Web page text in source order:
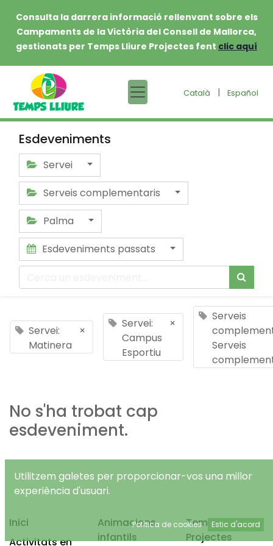
Consulta la darrera informació rellenvant sobre els
Campaments de la Victòria del Consell de Mallorca,
gestionats per Temps Lliure Projectes fent clic aquí
Català | Español
Esdeveniments
Servei
Serveis complementaris
Palma
Esdeveniments passats
Servei:
Matinera
×
Servei:
Campus
Esportiu
×
Serveis
Serveis
No s'ha trobat cap
esdeveniment.
Inici
Activitats en
Animacions
infantils
Temps Lliure
Projectes
Utilitzem galetes per proporcionar-vos una millor
experiència d'usuari.
Política de cookies Estic d'acord